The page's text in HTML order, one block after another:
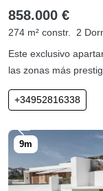
858.000 €
274 m² constr. 2
Este exclusivo
las zonas más
+34952816338